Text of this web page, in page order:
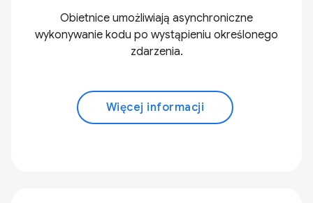
Obietnice umożliwiają asynchroniczne
wykonywanie kodu po wystąpieniu określonego
zdarzenia.
Więcej informacji